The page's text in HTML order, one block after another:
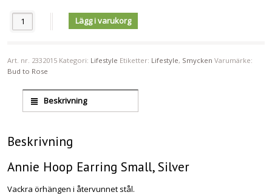
Antal Lägg i varukorg
Art. nr. 2332015 Kategori: Lifestyle Etiketter: Lifestyle, Smycken Varumärke:
Bud to Rose
Beskrivning
Beskrivning
Annie Hoop Earring Small, Silver
Vackra örhängen i återvunnet stål.